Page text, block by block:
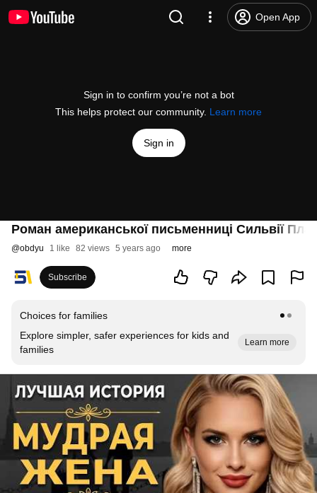
Open App
Sign in to confirm you’re not a bot
This helps protect our community. Learn more
Sign in
Роман американської письменниці Сильвії
@obdyu 1 like 82 views 5 years ago more
Subscribe
Choices for families
Explore simpler, safer experiences for kids and
families
Learn more